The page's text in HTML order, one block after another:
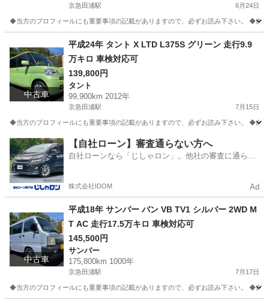
京急田浦駅 6月24日
◆当方のプロフィールにも重要事項の記載がありますので、必ずお読み下さい。 ◆自
横須賀市 京急田浦駅
中古車
平成24年 タント X LTD L375S グリーン 走行9.9
万キロ 車検対応可
139,800円
タント
99,900km 2012年
京急田浦駅 7月15日
◆当方のプロフィールにも重要事項の記載がありますので、必ずお読み下さい。 ◆自
神奈川 横須賀市 京急田浦駅 タント エンジン
【自社ローン】審査通らない方へ
自社ローンなら「じしゃロン」。他社の審査に通らな
株式会社IDOM Ad
中古車
平成18年 サンバー バン VB TV1 シルバー 2WD M
T AC 走行17.5万キロ 車検対応可
145,500円
サンバー
175,800km 1000年
京急田浦駅 7月17日
◆当方のプロフィールにも重要事項の記載がありますので、必ずお読み下さい。 ◆自